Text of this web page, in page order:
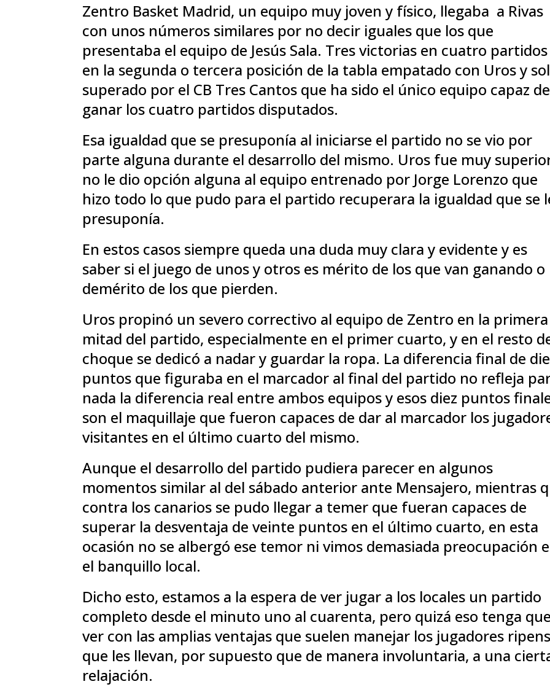
Zentro Basket Madrid, un equipo muy joven y físico, llegaba a Rivas
con unos números similares por no decir iguales que los que
presentaba el equipo de Jesús Sala. Tres victorias en cuatro
en la segunda o tercera posición de la tabla empatado con Uros y
superado por el CB Tres Cantos que ha sido el único equipo capaz de
ganar los cuatro partidos disputados.
Esa igualdad que se presuponía al iniciarse el partido no se vio por
parte alguna durante el desarrollo del mismo. Uros fue muy
no le dio opción alguna al equipo entrenado por Jorge Lorenzo que
hizo todo lo que pudo para el partido recuperara la igualdad que se
presuponía.
En estos casos siempre queda una duda muy clara y evidente y es
saber si el juego de unos y otros es mérito de los que van ganando o
demérito de los que pierden.
Uros propinó un severo correctivo al equipo de Zentro en la primera
mitad del partido, especialmente en el primer cuarto, y en el resto
choque se dedicó a nadar y guardar la ropa. La diferencia final de
puntos que figuraba en el marcador al final del partido no refleja
nada la diferencia real entre ambos equipos y esos diez puntos
son el maquillaje que fueron capaces de dar al marcador los
visitantes en el último cuarto del mismo.
Aunque el desarrollo del partido pudiera parecer en algunos
momentos similar al del sábado anterior ante Mensajero, mientras
contra los canarios se pudo llegar a temer que fueran capaces de
superar la desventaja de veinte puntos en el último cuarto, en esta
ocasión no se albergó ese temor ni vimos demasiada preocupación
el banquillo local.
Dicho esto, estamos a la espera de ver jugar a los locales un partido
completo desde el minuto uno al cuarenta, pero quizá eso tenga
ver con las amplias ventajas que suelen manejar los jugadores
que les llevan, por supuesto que de manera involuntaria, a una
relajación.